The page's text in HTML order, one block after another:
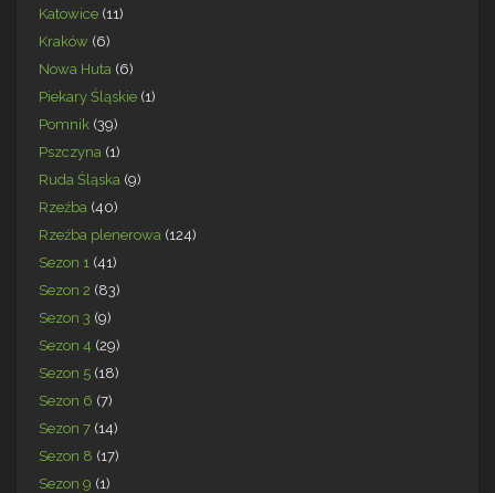
Katowice (11)
Kraków (6)
Nowa Huta (6)
Piekary Śląskie (1)
Pomnik (39)
Pszczyna (1)
Ruda Śląska (9)
Rzeźba (40)
Rzeźba plenerowa (124)
Sezon 1 (41)
Sezon 2 (83)
Sezon 3 (9)
Sezon 4 (29)
Sezon 5 (18)
Sezon 6 (7)
Sezon 7 (14)
Sezon 8 (17)
Sezon 9 (1)